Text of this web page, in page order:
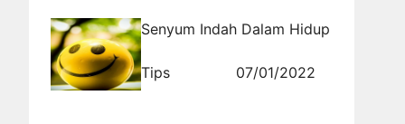
Senyum Indah Dalam Hidup
Tips 07/01/2022